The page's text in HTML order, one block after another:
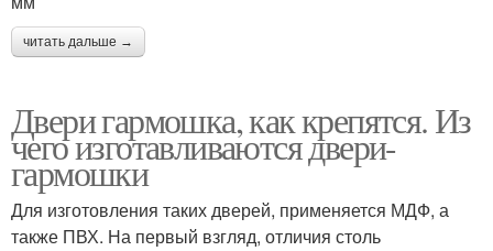
читать дальше →
Двери гармошка, как крепятся. Из
чего изготавливаются двери-
гармошки
Для изготовления таких дверей, применяется МДФ, а
также ПВХ. На первый взгляд, отличия столь